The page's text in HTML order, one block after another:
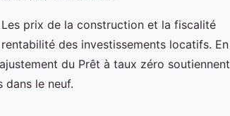
prix de la construction et la fiscalité
des investissements locatifs. En
du Prêt à taux zéro soutiennent
dans le neuf.